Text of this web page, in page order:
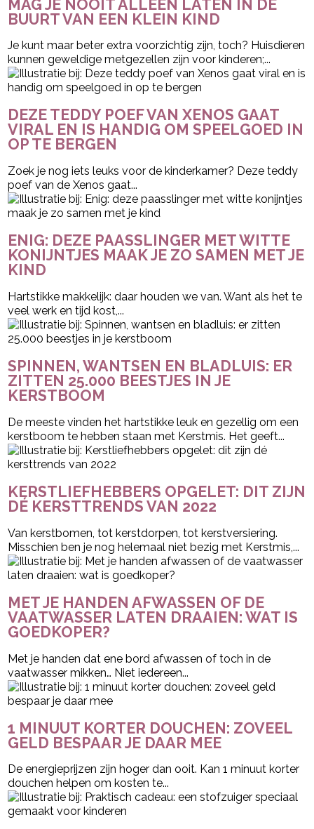
MAG JE NOOIT ALLEEN LATEN IN DE
BUURT VAN EEN KLEIN KIND
Je kunt maar beter extra voorzichtig zijn, toch? Huisdieren
kunnen geweldige metgezellen zijn voor kinderen;...
DEZE TEDDY POEF VAN XENOS GAAT
VIRAL EN IS HANDIG OM SPEELGOED IN
OP TE BERGEN
Zoek je nog iets leuks voor de kinderkamer? Deze teddy
poef van de Xenos gaat...
ENIG: DEZE PAASSLINGER MET WITTE
KONIJNTJES MAAK JE ZO SAMEN MET JE
KIND
Hartstikke makkelijk: daar houden we van. Want als het te
veel werk en tijd kost,...
SPINNEN, WANTSEN EN BLADLUIS: ER
ZITTEN 25.000 BEESTJES IN JE
KERSTBOOM
De meeste vinden het hartstikke leuk en gezellig om een
kerstboom te hebben staan met Kerstmis. Het geeft...
KERSTLIEFHEBBERS OPGELET: DIT ZIJN
DÉ KERSTTRENDS VAN 2022
Van kerstbomen, tot kerstdorpen, tot kerstversiering.
Misschien ben je nog helemaal niet bezig met Kerstmis,...
MET JE HANDEN AFWASSEN OF DE
VAATWASSER LATEN DRAAIEN: WAT IS
GOEDKOPER?
Met je handen dat ene bord afwassen of toch in de
vaatwasser mikken… Niet iedereen...
1 MINUUT KORTER DOUCHEN: ZOVEEL
GELD BESPAAR JE DAAR MEE
De energieprijzen zijn hoger dan ooit. Kan 1 minuut korter
douchen helpen om kosten te...